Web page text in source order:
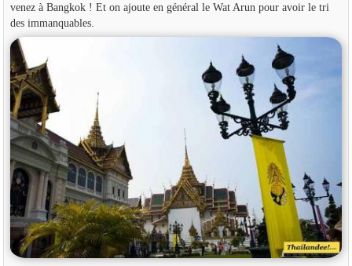
venez à Bangkok ! Et on ajoute en général le Wat Arun pour avoir le tri
des immanquables.